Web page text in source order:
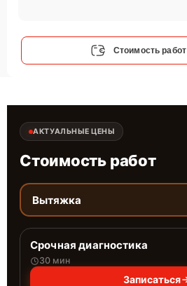
Стоимость работ
АКТУАЛЬНЫЕ ЦЕНЫ
Стоимость работ
Вытяжка
Срочная диагностика
30 мин
Записаться